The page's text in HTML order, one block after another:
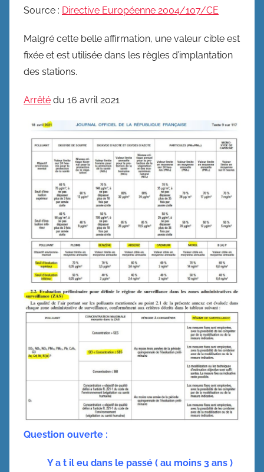
Source : Directive Européenne 2004/107/CE
Malgré cette belle affirmation, une valeur cible est
fixée et est utilisée dans les règles d’implantation
des stations.
Arrêté du 16 avril 2021
Question ouverte :
Y a t il eu dans le passé ( au moins 3 ans )